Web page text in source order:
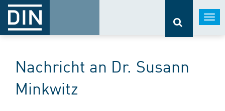
Nachricht an Dr. Susann
Minkwitz